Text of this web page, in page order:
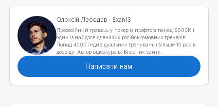
Олексій Лебедєв - Exan13
Професійний гравець у покер із профітом понад $500K і
один із найдосвідченіших російськомовних тренерів.
Понад 4000 індивідуальних тренувань і більше 10 років
досвіду. Автор відеокурсів. Власник сайту.
Написати нам